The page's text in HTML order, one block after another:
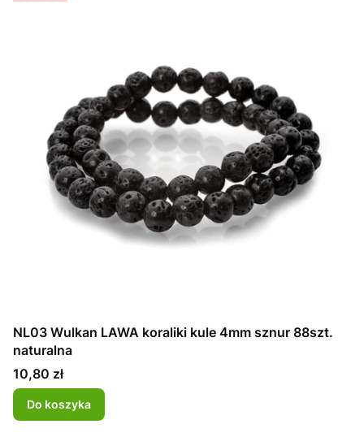
NL03 Wulkan LAWA koraliki kule 4mm sznur 88szt.
naturalna
Cena
10,80 zł
Do koszyka